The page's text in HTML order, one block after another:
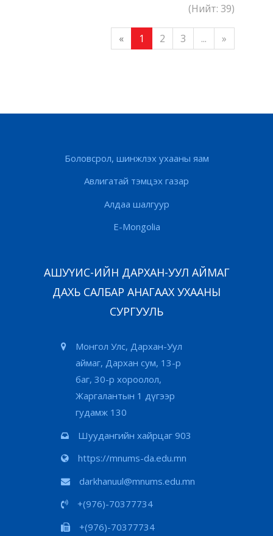
(Нийт: 39)
« 1 2 3 ... »
Боловсрол, шинжлэх ухааны яам
Авлигатай тэмцэх газар
Алдаа шалгуур
E-Mongolia
АШУҮИС-ИЙН ДАРХАН-УУЛ АЙМАГ
ДАХЬ САЛБАР АНАГААХ УХААНЫ
СУРГУУЛЬ
Монгол Улс, Дархан-Уул
аймаг, Дархан сум, 13-р
баг, 30-р хороолол,
Жаргалантын 1 дүгээр
гудамж 130
Шуудангийн хайрцаг 903
https://mnums-da.edu.mn
darkhanuul@mnums.edu.mn
+(976)-70377734
+(976)-70377734